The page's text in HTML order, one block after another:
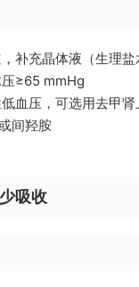
补充晶体液（生理盐
≥65 mmHg
血压，可选用去甲
间羟胺
吸收